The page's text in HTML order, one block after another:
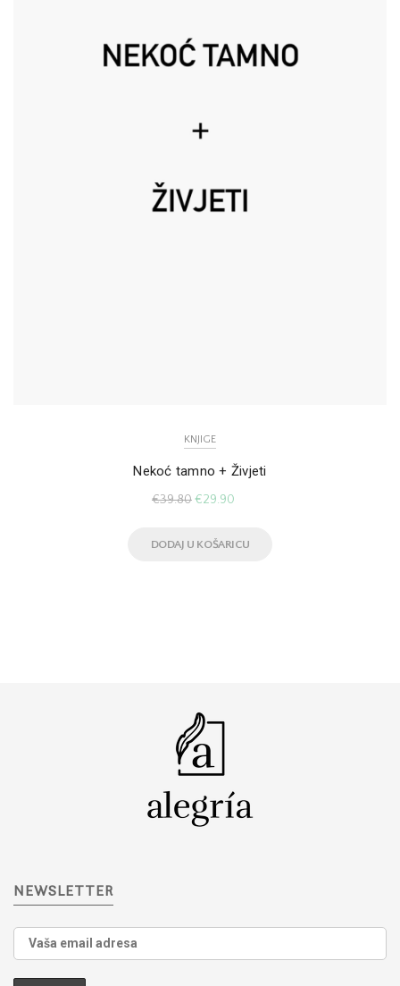
KNJIGE
Nekoć tamno + Živjeti
€39.80€29.90
DODAJ U KOŠARICU
NEWSLETTER